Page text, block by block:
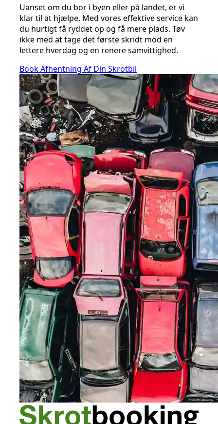
Uanset om du bor i byen eller på landet, er vi
klar til at hjælpe. Med vores effektive service kan
du hurtigt få ryddet op og få mere plads. Tøv
ikke med at tage det første skridt mod en
lettere hverdag og en renere samvittighed.
Book Afhentning Af Din Skrotbil